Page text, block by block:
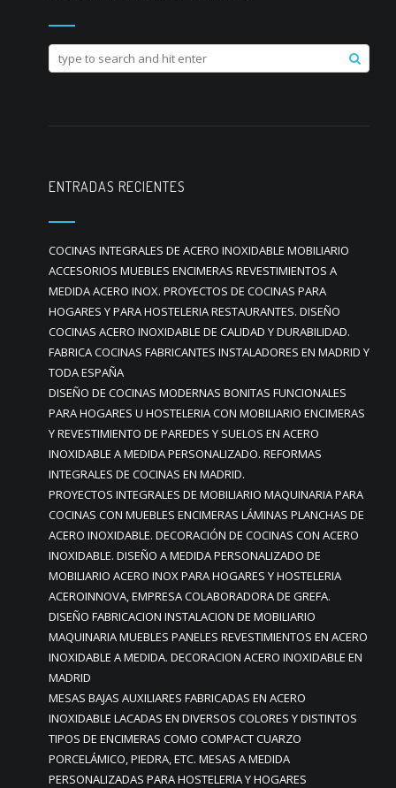
ENTRADAS RECIENTES
COCINAS INTEGRALES DE ACERO INOXIDABLE MOBILIARIO
ACCESORIOS MUEBLES ENCIMERAS REVESTIMIENTOS A
MEDIDA ACERO INOX. PROYECTOS DE COCINAS PARA
HOGARES Y PARA HOSTELERIA RESTAURANTES. DISEÑO
COCINAS ACERO INOXIDABLE DE CALIDAD Y DURABILIDAD.
FABRICA COCINAS FABRICANTES INSTALADORES EN MADRID Y
TODA ESPAÑA
DISEÑO DE COCINAS MODERNAS BONITAS FUNCIONALES
PARA HOGARES U HOSTELERIA CON MOBILIARIO ENCIMERAS
Y REVESTIMIENTO DE PAREDES Y SUELOS EN ACERO
INOXIDABLE A MEDIDA PERSONALIZADO. REFORMAS
INTEGRALES DE COCINAS EN MADRID.
PROYECTOS INTEGRALES DE MOBILIARIO MAQUINARIA PARA
COCINAS CON MUEBLES ENCIMERAS LÁMINAS PLANCHAS DE
ACERO INOXIDABLE. DECORACIÓN DE COCINAS CON ACERO
INOXIDABLE. DISEÑO A MEDIDA PERSONALIZADO DE
MOBILIARIO ACERO INOX PARA HOGARES Y HOSTELERIA
ACEROINNOVA, EMPRESA COLABORADORA DE GREFA.
DISEÑO FABRICACION INSTALACION DE MOBILIARIO
MAQUINARIA MUEBLES PANELES REVESTIMIENTOS EN ACERO
INOXIDABLE A MEDIDA. DECORACION ACERO INOXIDABLE EN
MADRID
MESAS BAJAS AUXILIARES FABRICADAS EN ACERO
INOXIDABLE LACADAS EN DIVERSOS COLORES Y DISTINTOS
TIPOS DE ENCIMERAS COMO COMPACT CUARZO
PORCELÁMICO, PIEDRA, ETC. MESAS A MEDIDA
PERSONALIZADAS PARA HOSTELERIA Y HOGARES